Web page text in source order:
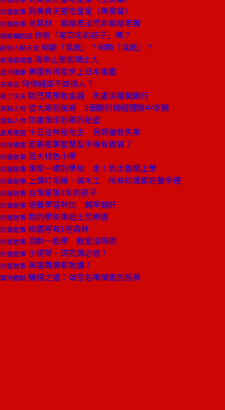
封面故事 到美食天堂吃星星（美景篇）
封面故事 米其林 寫給老法而非寫給老饕
總編輯的話 你有「第四名的孩子」嗎？
創辦人聊天室 何處「見底」？何時「見底」？
商場自慢塾 海岸山脈的瑞士人
星河隨筆 美國有可能步上日本後塵
去梯言 特偵組該不該換人？
馬丁沃夫 歐巴馬想救金融 先處決殭屍銀行
焦點人物 從大廟到破廟 3個銀行總經理險中求勝
焦點人物 印書像印鈔票的秘密
產業風雲 十五位神秘地主 另類搶救失業
科技風雲 宏碁進軍智慧型手機有勝算？
封面故事 百大特色小學
封面故事 像家一樣的學校 走！到太魯閣上學
封面故事 上課打毛線、做木工 所有知識都在雙手裡
封面故事 台灣是第4名的孩子
封面故事 培養學習熱忱 越早越好
封面故事 我的學校像迪士尼樂園
封面故事 校園裡有1座森林
封面故事 混齡一起學 教室沒隔間
封面故事 小提琴、研究課必修！
封面故事 英語再爛都敢講！
霸榮觀點 賺錢之道：做空名嘴喊進的股票